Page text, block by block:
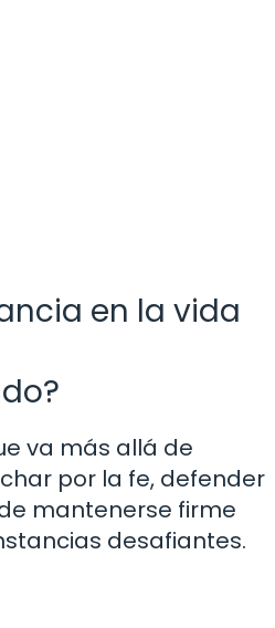
en la vida
va más allá de
por la fe, defender
mantenerse firme
desafiantes.